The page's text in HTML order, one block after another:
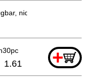
nicht bestellbar
+
1.61